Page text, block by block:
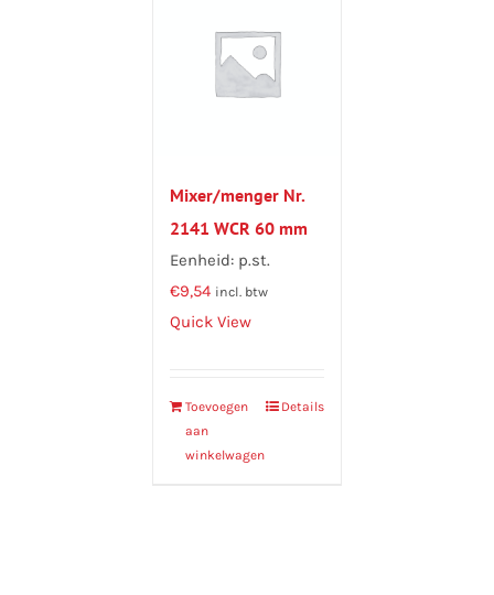
Mixer/menger Nr.
2141 WCR 60 mm
Eenheid: p.st.
€9,54 incl. btw
Quick View
Toevoegen
aan
winkelwagen
Details